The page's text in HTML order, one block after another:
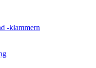
-klammern